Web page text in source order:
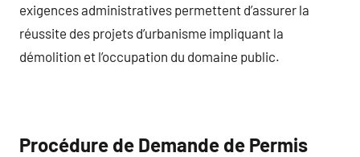
exigences administratives permettent d’assurer la
réussite des projets d’urbanisme impliquant la
démolition et l’occupation du domaine public.
Procédure de Demande de Permis